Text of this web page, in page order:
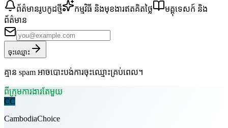
ព័ត៌មានរូបកូដថ្មី កម្មវិធី និងមុខងារឥតគិតថ្លៃ
មគ្គុទេសក៍ និង
ព័ត៌មាន
ចុះឈ្មោះ
គ្មាន spam អាចបោះបង់ការចុះឈ្មោះគ្រប់ពេល។
ពីក្រុមការងារតែមួយ
CC
CambodiaChoice